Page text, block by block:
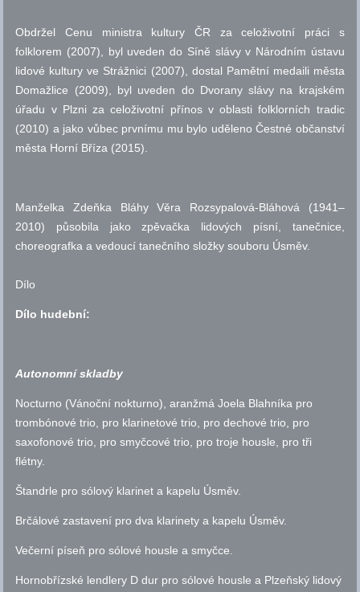
Obdržel Cenu ministra kultury ČR za celoživotní práci s
folklorem (2007), byl uveden do Síně slávy v Národním ústavu
lidové kultury ve Strážnici (2007), dostal Pamětní medaili města
Domažlice (2009), byl uveden do Dvorany slávy na krajském
úřadu v Plzni za celoživotní přínos v oblasti folklorních tradic
(2010) a jako vůbec prvnímu mu bylo uděleno Čestné občanství
města Horní Bříza (2015).
Manželka Zdeňka Bláhy Věra Rozsypalová-Bláhová (1941–
2010) působila jako zpěvačka lidových písní, tanečnice,
choreografka a vedoucí tanečního složky souboru Úsměv.
Dílo
Dílo hudební:
Autonomní skladby
Nocturno (Vánoční nokturno), aranžmá Joela Blahníka pro
trombónové trio, pro klarinetové trio, pro dechové trio, pro
saxofonové trio, pro smyčcové trio, pro troje housle, pro tři
flétny.
Štandrle pro sólový klarinet a kapelu Úsměv.
Brčálové zastavení pro dva klarinety a kapelu Úsměv.
Večerní píseň pro sólové housle a smyčce.
Hornobřízské lendlery D dur pro sólové housle a Plzeňský lidový